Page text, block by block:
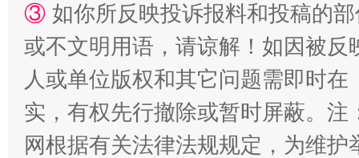
③ 如你所反映投诉报料和投稿的
或不文明用语，请谅解！如因被
人或单位版权和其它问题需即时在
实，有权先行撤除或暂时屏蔽。
网根据有关法律法规规定，为维